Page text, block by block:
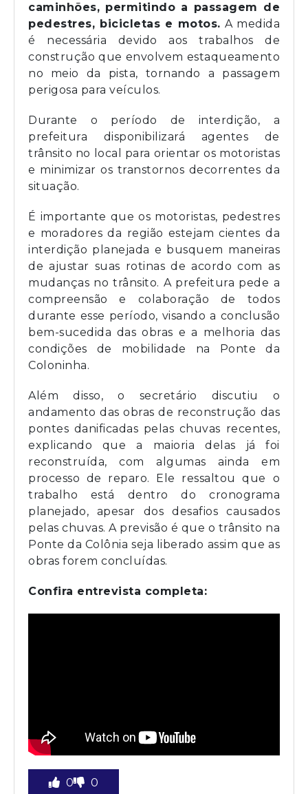
caminhões, permitindo a passagem de
pedestres, bicicletas e motos. A medida
é necessária devido aos trabalhos de
construção que envolvem estaqueamento
no meio da pista, tornando a passagem
perigosa para veículos.
Durante o período de interdição, a
prefeitura disponibilizará agentes de
trânsito no local para orientar os motoristas
e minimizar os transtornos decorrentes da
situação.
É importante que os motoristas, pedestres
e moradores da região estejam cientes da
interdição planejada e busquem maneiras
de ajustar suas rotinas de acordo com as
mudanças no trânsito. A prefeitura pede a
compreensão e colaboração de todos
durante esse período, visando a conclusão
bem-sucedida das obras e a melhoria das
condições de mobilidade na Ponte da
Coloninha.
Além disso, o secretário discutiu o
andamento das obras de reconstrução das
pontes danificadas pelas chuvas recentes,
explicando que a maioria delas já foi
reconstruída, com algumas ainda em
processo de reparo. Ele ressaltou que o
trabalho está dentro do cronograma
planejado, apesar dos desafios causados
pelas chuvas. A previsão é que o trânsito na
Ponte da Colônia seja liberado assim que as
obras forem concluídas.
Confira entrevista completa:
0 0